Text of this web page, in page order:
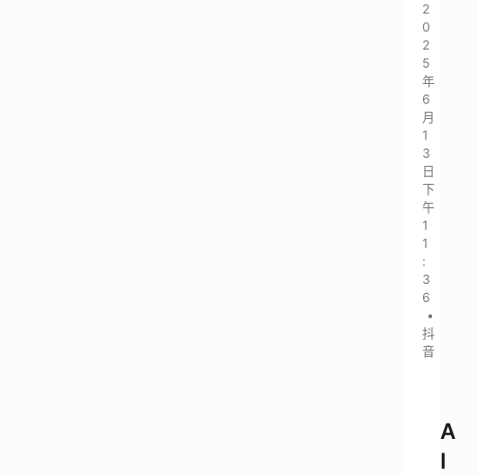
2
0
2
5
年
6
月
1
3
日
下
午
1
1
:
3
6
•
抖
音
A
I